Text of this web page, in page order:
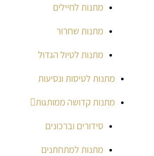
מתנות לחיילים
מתנות שחרור
מתנות לטיול הגדול
מתנות לטיסות ונסיעות
מתנות קדושה ממותגות
סידורים וברכונים
מתנות למתחתנים